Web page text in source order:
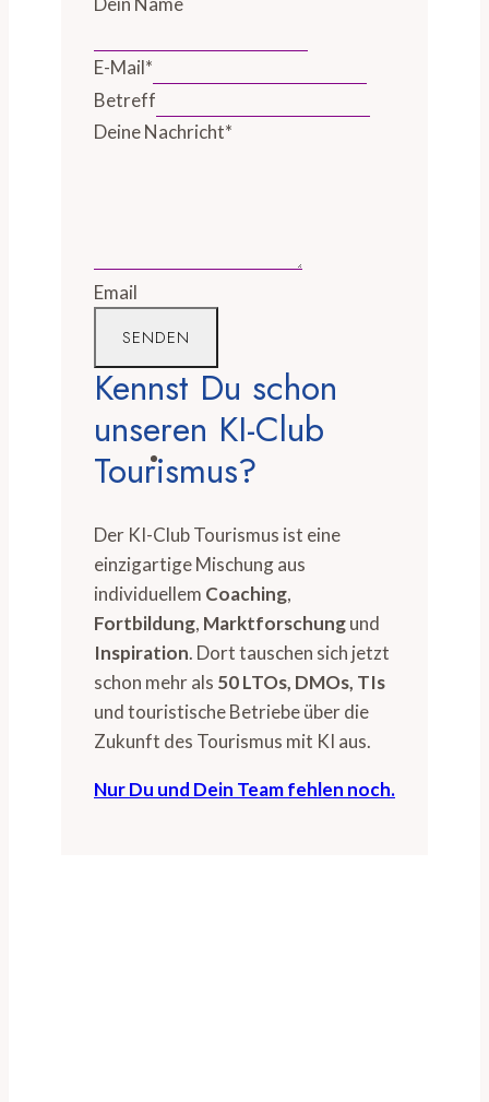
E-Mail*
Betreff
Deine Nachricht*
Email
SENDEN
Kennst Du schon
unseren KI-Club
Tourismus?
Der KI-Club Tourismus ist eine
einzigartige Mischung aus
individuellem Coaching,
Fortbildung, Marktforschungund
Inspiration. Dort tauschen sich jetzt
schon mehr als 50 LTOs, DMOs, TIs
und touristische Betriebe über die
Zukunft des Tourismus mit KI aus.
Nur Du und Dein Team fehlen noch.